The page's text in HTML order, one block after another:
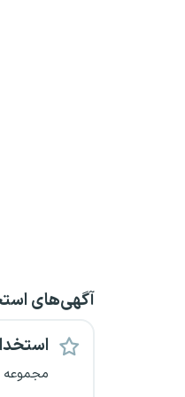
آگهی‌های
استخدام ۳
مجموعه